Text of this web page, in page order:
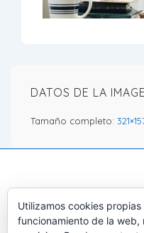
DATOS DE LA
Tamaño completo:
Reserved| Funciona
servicios. Puede aceptar
necesarias o configurar